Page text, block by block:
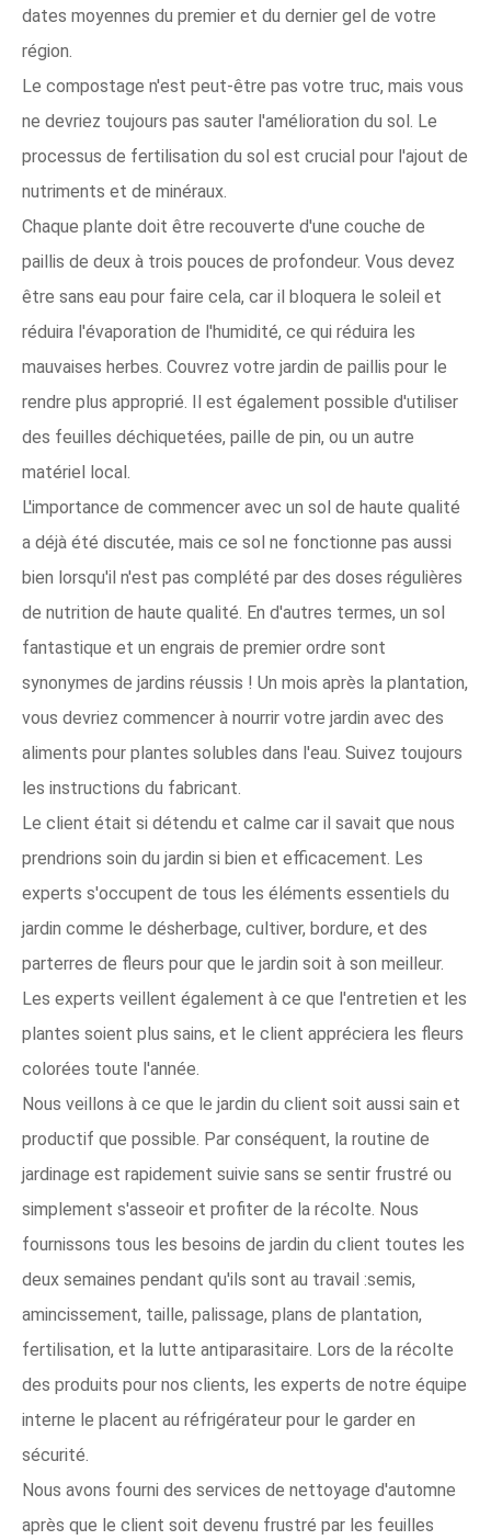
dates moyennes du premier et du dernier gel de votre
région.
Le compostage n'est peut-être pas votre truc, mais vous
ne devriez toujours pas sauter l'amélioration du sol. Le
processus de fertilisation du sol est crucial pour l'ajout de
nutriments et de minéraux.
Chaque plante doit être recouverte d'une couche de
paillis de deux à trois pouces de profondeur. Vous devez
être sans eau pour faire cela, car il bloquera le soleil et
réduira l'évaporation de l'humidité, ce qui réduira les
mauvaises herbes. Couvrez votre jardin de paillis pour le
rendre plus approprié. Il est également possible d'utiliser
des feuilles déchiquetées, paille de pin, ou un autre
matériel local.
L'importance de commencer avec un sol de haute qualité
a déjà été discutée, mais ce sol ne fonctionne pas aussi
bien lorsqu'il n'est pas complété par des doses régulières
de nutrition de haute qualité. En d'autres termes, un sol
fantastique et un engrais de premier ordre sont
synonymes de jardins réussis ! Un mois après la plantation,
vous devriez commencer à nourrir votre jardin avec des
aliments pour plantes solubles dans l'eau. Suivez toujours
les instructions du fabricant.
Le client était si détendu et calme car il savait que nous
prendrions soin du jardin si bien et efficacement. Les
experts s'occupent de tous les éléments essentiels du
jardin comme le désherbage, cultiver, bordure, et des
parterres de fleurs pour que le jardin soit à son meilleur.
Les experts veillent également à ce que l'entretien et les
plantes soient plus sains, et le client appréciera les fleurs
colorées toute l'année.
Nous veillons à ce que le jardin du client soit aussi sain et
productif que possible. Par conséquent, la routine de
jardinage est rapidement suivie sans se sentir frustré ou
simplement s'asseoir et profiter de la récolte. Nous
fournissons tous les besoins de jardin du client toutes les
deux semaines pendant qu'ils sont au travail :semis,
amincissement, taille, palissage, plans de plantation,
fertilisation, et la lutte antiparasitaire. Lors de la récolte
des produits pour nos clients, les experts de notre équipe
interne le placent au réfrigérateur pour le garder en
sécurité.
Nous avons fourni des services de nettoyage d'automne
après que le client soit devenu frustré par les feuilles